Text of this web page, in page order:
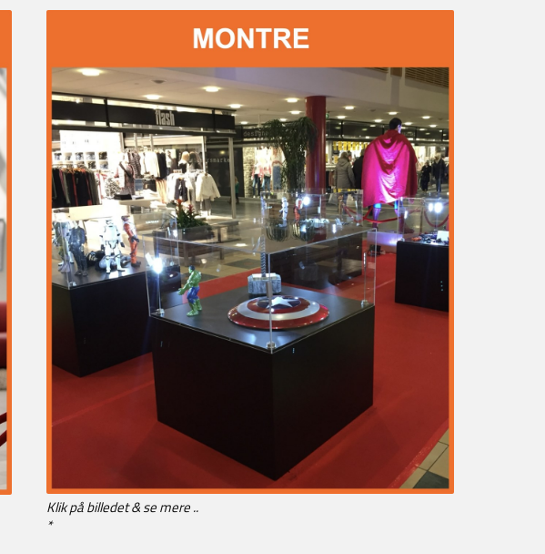
Klik på billedet & se mere ..
*